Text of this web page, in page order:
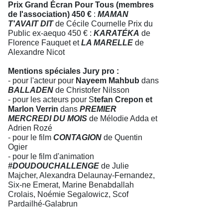
Prix Grand Écran Pour Tous (membres
de l'association) 450 € : MAMAN
T'AVAIT DITde Cécile Cournelle Prix du
Public ex-aequo 450 € : KARATÉKA de
Florence Fauquet etLA MARELLE de
Alexandre Nicot
Mentions spéciales Jury pro :
- pour l'acteur pour Nayeem Mahbub dans
BALLADEN de Christofer Nilsson
- pour les acteurs pour Stefan Crepon et
Marlon Verrin dans PREMIER
MERCREDI DU MOIS de Mélodie Adda et
Adrien Rozé
- pour le film CONTAGION de Quentin
Ogier
- pour le film d'animation
#DOUDOUCHALLENGE de Julie
Majcher, Alexandra Delaunay-Fernandez,
Six-ne Emerat, Marine Benabdallah
Crolais, Noémie Segalowicz, Scof
Pardailhé-Galabrun